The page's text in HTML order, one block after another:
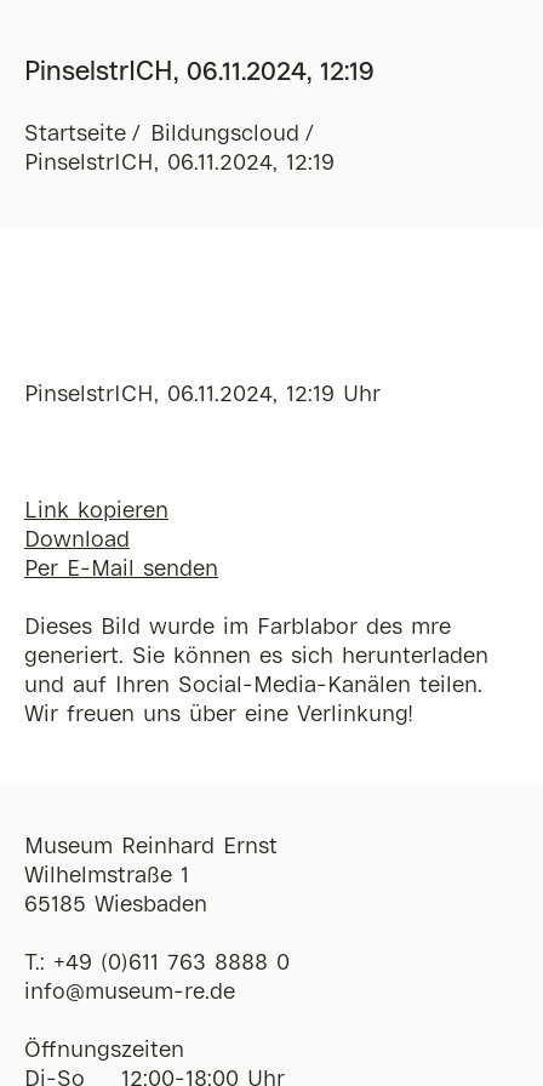
PinselstrICH, 06.11.2024, 12:19
Startseite
Bildungscloud
PinselstrICH, 06.11.2024, 12:19
PinselstrICH, 06.11.2024, 12:19 Uhr
Link kopieren
Download
Per E-Mail senden
Dieses Bild wurde im Farblabor des mre
generiert. Sie können es sich herunterladen
und auf Ihren Social-Media-Kanälen teilen.
Wir freuen uns über eine Verlinkung!
Museum Reinhard Ernst
Wilhelmstraße 1
65185 Wiesbaden
T.: +49 (0)611 763 8888 0
ofni@museum-re de
Öffnungszeiten
Di-So
12:00-18:00 Uhr